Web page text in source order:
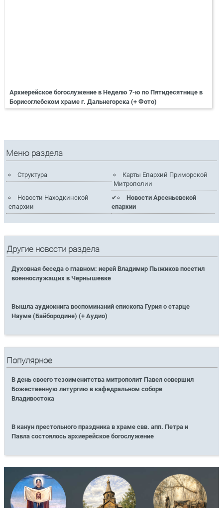
Архиерейское богослужение в Неделю 7-ю по Пятидесятнице в
Борисоглебском храме г. Дальнегорска (+ Фото)
Меню раздела
Структура
Карты Епархий Приморской
Митрополии
Новости Находкинской
епархии
Новости Арсеньевской
епархии
Другие новости раздела
Духовная беседа о главном: иерей Владимир Пыжиков посетил
военнослужащих в Чернышевке
Вышла аудиокнига воспоминаний епископа Гурия о старце
Науме (Байбородине) (+ Аудио)
Популярное
В день своего тезоименитства митрополит Павел совершил
Божественную литургию в кафедральном соборе
Владивостока
В канун престольного праздника в храме свв. апп. Петра и
Павла состоялось архиерейское богослужение